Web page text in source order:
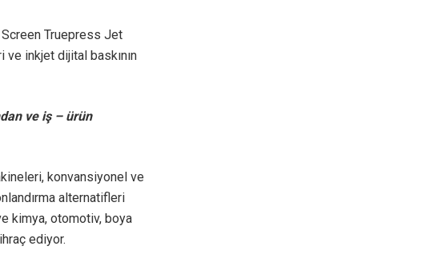
Screen Truepress Jet
inkjet dijital baskının
ve iş – ürün
konvansiyonel ve
alternatifleri
kimya, otomotiv, boya
ediyor.